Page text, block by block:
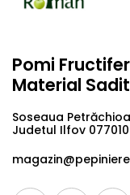
Pomi
Material
Soseaua
Judetul Ilfov 077010